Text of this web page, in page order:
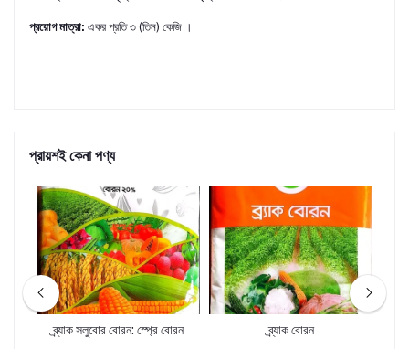
প্রয়োগ মাত্রা: একর প্রতি ৩ (তিন) কেজি ।
প্রায়শই কেনা পণ্য
ব্র্যাক সলুবোর বোরন: স্প্রে বোরন ব্র্যাক বোরন